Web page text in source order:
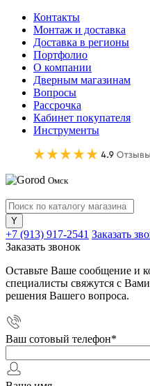
Контакты
Монтаж и доставка
Доставка в регионы
Портфолио
О компании
Дверным магазинам
Вопросы
Рассрочка
Кабинет покупателя
Инструменты
Омск
+7 (913) 917-2541 Заказать
Заказать звонок
Оставьте Ваше сообщение и
специалисты свяжутся с
решения Вашего вопроса.
Ваш сотовый телефон*